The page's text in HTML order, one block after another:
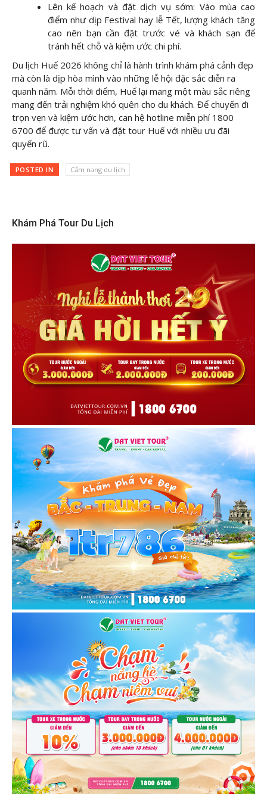
Lên kế hoạch và đặt dịch vụ sớm: Vào mùa cao
điểm như dịp Festival hay lễ Tết, lượng khách tăng
cao nên bạn cần đặt trước vé và khách sạn để
tránh hết chỗ và kiệm ước chi phí.
Du lịch Huế 2026 không chỉ là hành trình khám phá cảnh đẹp
mà còn là dịp hòa mình vào những lễ hội đặc sắc diễn ra
quanh năm. Mỗi thời điểm, Huế lại mang một màu sắc riêng
mang đến trải nghiệm khó quên cho du khách. Để chuyến đi
trọn vẹn và kiệm ước hơn, can hệ hotline miễn phí 1800
6700 để được tư vấn và đặt tour Huế với nhiều ưu đãi
quyến rũ.
POSTED IN Cẩm nang du lịch
Khám Phá Tour Du Lịch